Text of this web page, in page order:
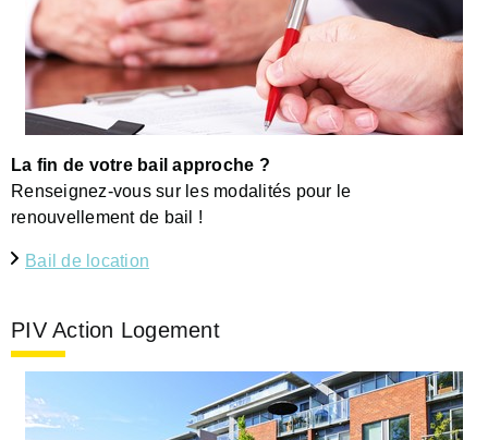
La fin de votre bail approche ?
Renseignez-vous sur les modalités pour le
renouvellement de bail !
Bail de location
PIV Action Logement